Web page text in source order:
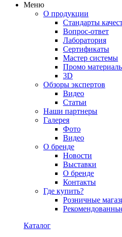
Меню
О продукции
Стандарты
Вопрос-ответ
Лаборатория
Сертификаты
Мастер системы
Промо
3D
Обзоры экспертов
Видео
Статьи
Наши партнеры
Галерея
Фото
Видео
О бренде
Новости
Выставки
О бренде
Контакты
Где купить?
Розничные
Каталог